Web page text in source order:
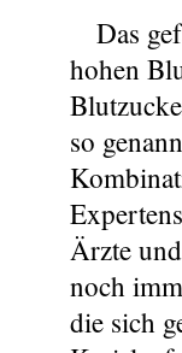
Das
hohen
so
Ärzte
noch
die sich